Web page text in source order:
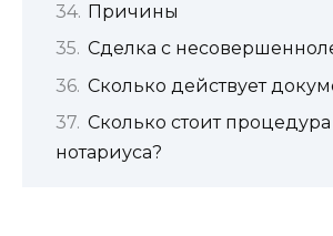
Причины
Сделка с
Сколько действует
Сколько стоит процедура
нотариуса?